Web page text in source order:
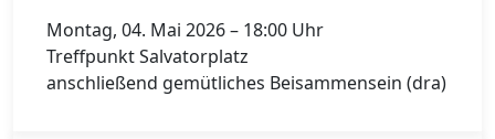
Montag, 04. Mai 2026 – 18:00 Uhr
Treffpunkt Salvatorplatz
anschließend gemütliches Beisammensein (dra)